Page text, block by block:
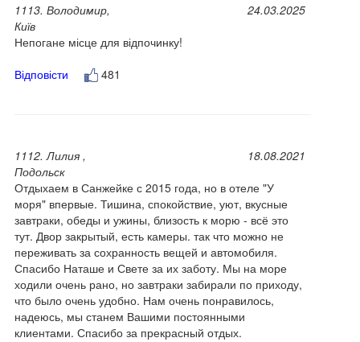
1113. Володимир,
Київ
24.03.2025
Непогане місце для відпочинку!
Відповісти
481
1112. Лилия ,
Подольск
18.08.2021
Отдыхаем в Санжейке с 2015 года, но в отеле "У
моря" впервые. Тишина, спокойствие, уют, вкусные
завтраки, обеды и ужины, близость к морю - всё это
тут. Двор закрытый, есть камеры. так что можно не
переживать за сохранность вещей и автомобиля.
Спасибо Наташе и Свете за их заботу. Мы на море
ходили очень рано, но завтраки забирали по приходу,
что было очень удобно. Нам очень понравилось,
надеюсь, мы станем Вашими постоянными
клиентами. Спасибо за прекрасный отдых.